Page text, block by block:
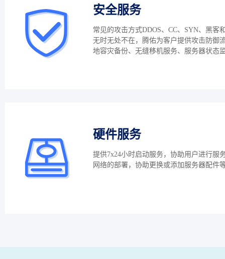
安全服务
常见的攻击方式DDOS、CC、SYN、黑客
无时无处不在，腾佑为客户提供攻击防御
地容灾备份、无缝移机服务、服务器状态
硬件服务
提供7x24小时启动服务，协助用户进行服
网络的部署，协助更换或添加服务器配件